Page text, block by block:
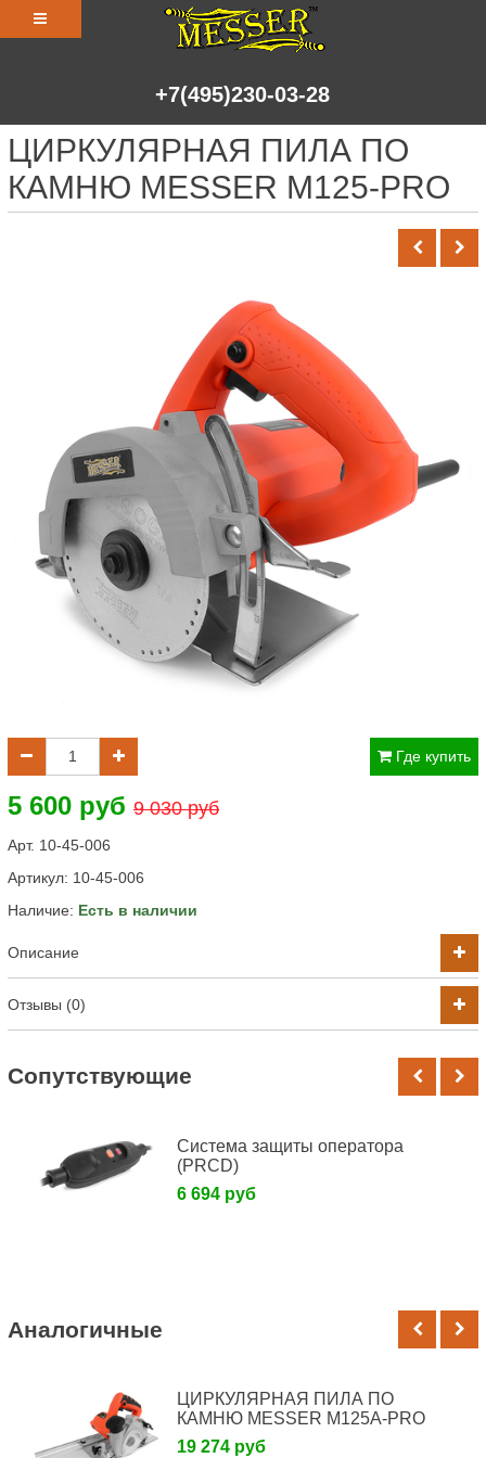
+7(495)230-03-28
ЦИРКУЛЯРНАЯ ПИЛА ПО
КАМНЮ MESSER M125-PRO
Где купить
5 600 руб 9 030 руб
Арт. 10-45-006
Артикул: 10-45-006
Наличие: Есть в наличии
Описание
Отзывы (0)
Cопутствующие
Система защиты оператора
(PRCD)
6 694 руб
Аналогичные
ЦИРКУЛЯРНАЯ ПИЛА ПО
КАМНЮ MESSER M125A-PRO
19 274 руб